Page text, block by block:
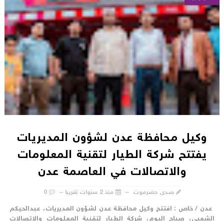
وكيل محافظة عدن لشؤون المديريات
يفتتح شركة الطيار لتقنية المعلومات
والاتصالات في العاصمة عدن
صدى حضرموت منذ 2 سنوات تقريبا 0
/ خاص : افتتح وكيل محافظة عدن لشؤون المديريات، عبدالحيكم